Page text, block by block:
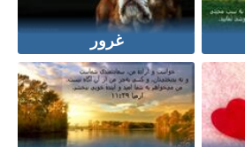
غرور